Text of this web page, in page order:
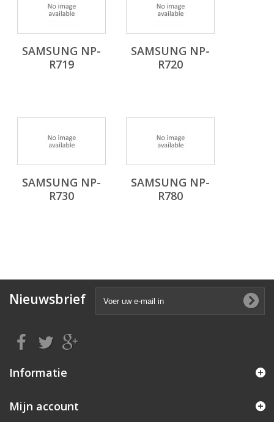
SAMSUNG NP-
R719
SAMSUNG NP-
R720
SAMSUNG NP-
R730
SAMSUNG NP-
R780
Nieuwsbrief
Informatie
Mijn account